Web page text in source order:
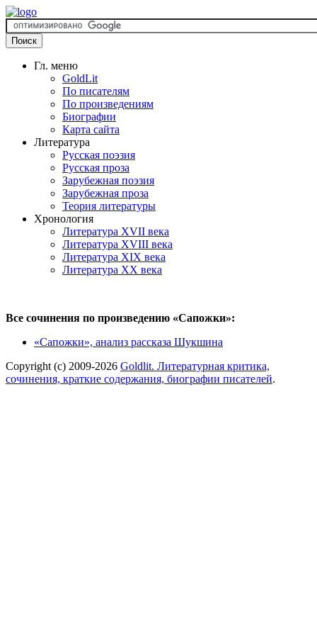
Гл. меню
GoldLit
По писателям
По произведениям
Биографии
Карта сайта
Литература
Русская поэзия
Русская проза
Зарубежная поэзия
Зарубежная проза
Теория литературы
Хронология
Литература XVII века
Литература XVIII века
Литература XIX века
Литература XX века
Все сочинения по произведению «Сапожки»:
«Сапожки», анализ рассказа Шукшина
Copyright (c) 2009-2026 Goldlit. Литературная критика,
сочинения, краткие содержания, биографии писателей.